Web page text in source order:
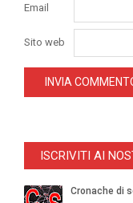
Email
Sito web
ISCRIVITI AI